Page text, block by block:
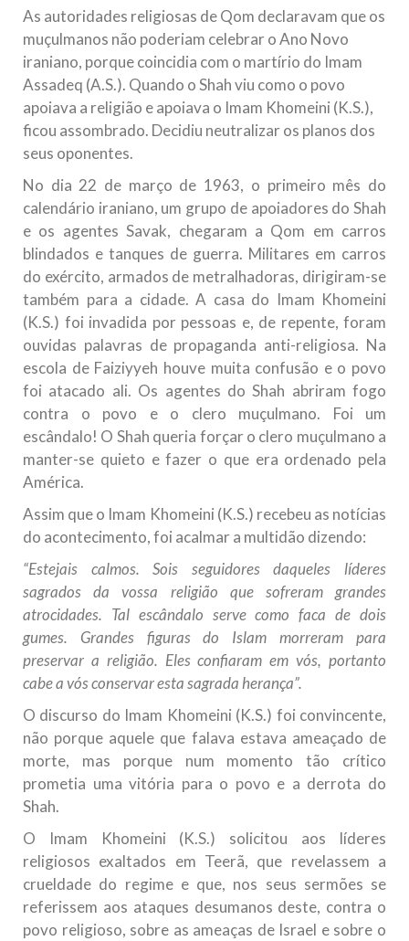
As autoridades religiosas de Qom declaravam que os
muçulmanos não poderiam celebrar o Ano Novo
iraniano, porque coincidia com o martírio do Imam
Assadeq (A.S.). Quando o Shah viu como o povo
apoiava a religião e apoiava o Imam Khomeini (K.S.),
ficou assombrado. Decidiu neutralizar os planos dos
seus oponentes.
No dia 22 de março de 1963, o primeiro mês do
calendário iraniano, um grupo de apoiadores do Shah
e os agentes Savak, chegaram a Qom em carros
blindados e tanques de guerra. Militares em carros
do exército, armados de metralhadoras, dirigiram-se
também para a cidade. A casa do Imam Khomeini
(K.S.) foi invadida por pessoas e, de repente, foram
ouvidas palavras de propaganda anti-religiosa. Na
escola de Faiziyyeh houve muita confusão e o povo
foi atacado ali. Os agentes do Shah abriram fogo
contra o povo e o clero muçulmano. Foi um
escândalo! O Shah queria forçar o clero muçulmano a
manter-se quieto e fazer o que era ordenado pela
América.
Assim que o Imam Khomeini (K.S.) recebeu as notícias
do acontecimento, foi acalmar a multidão dizendo:
“Estejais calmos. Sois seguidores daqueles líderes
sagrados da vossa religião que sofreram grandes
atrocidades. Tal escândalo serve como faca de dois
gumes. Grandes figuras do Islam morreram para
preservar a religião. Eles confiaram em vós, portanto
cabe a vós conservar esta sagrada herança”.
O discurso do Imam Khomeini (K.S.) foi convincente,
não porque aquele que falava estava ameaçado de
morte, mas porque num momento tão crítico
prometia uma vitória para o povo e a derrota do
Shah.
O Imam Khomeini (K.S.) solicitou aos líderes
religiosos exaltados em Teerã, que revelassem a
crueldade do regime e que, nos seus sermões se
referissem aos ataques desumanos deste, contra o
povo religioso, sobre as ameaças de Israel e sobre o